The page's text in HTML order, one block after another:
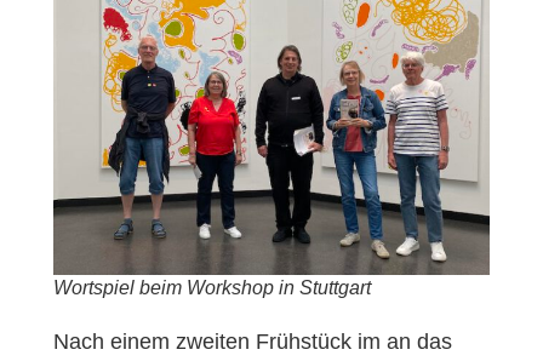
Wortspiel beim Workshop in Stuttgart
Nach einem zweiten Frühstück im an das